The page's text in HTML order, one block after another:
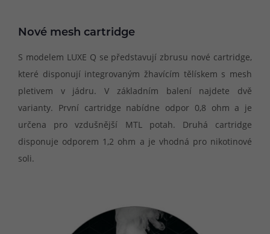
Nové mesh cartridge
S modelem LUXE Q se představují zbrusu nové cartridge,
které disponují integrovaným žhavícím tělískem s mesh
pletivem v jádru. V základním balení najdete dvě
varianty. První cartridge nabídne odpor 0,8 ohm a je
určena pro vzdušnější MTL potah. Druhá cartridge
disponuje odporem 1,2 ohm a je vhodná pro nikotinové
soli.